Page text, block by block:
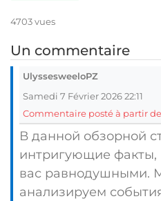
4703 vues
Un commentaire
UlyssesweeloPZ
Samedi 7 Février 2026 22:11
Commentaire posté à partir de
В данной обзорной
интригующие факты,
вас равнодушными.
анализируем